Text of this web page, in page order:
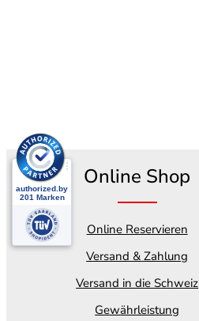
Online Shop
Online Reservieren
Versand & Zahlung
Versand in die Schweiz
Gewährleistung